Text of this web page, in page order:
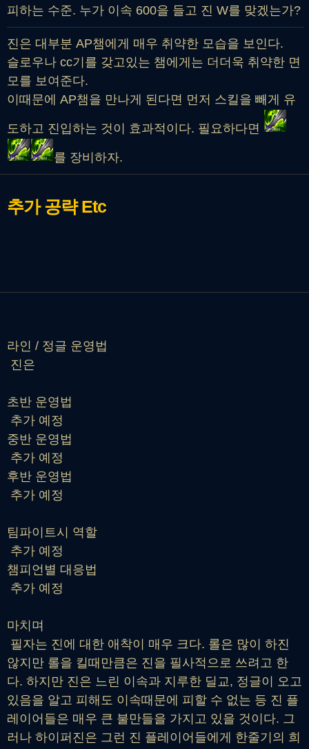
피하는 수준. 누가 이속 600을 들고 진 W를 맞겠는가?
진은 대부분 AP챔에게 매우 취약한 모습을 보인다.
슬로우나 cc기를 갖고있는 챔에게는 더더욱 취약한 면
모를 보여준다.
이때문에 AP챔을 만나게 된다면 먼저 스킬을 빼게 유
도하고 진입하는 것이 효과적이다. 필요하다면
를 장비하자.
추가 공략Etc
라인 / 정글 운영법
진은
초반 운영법
추가 예정
중반 운영법
추가 예정
후반 운영법
추가 예정
팀파이트시 역할
추가 예정
챔피언별 대응법
추가 예정
마치며
필자는 진에 대한 애착이 매우 크다. 롤은 많이 하진
않지만 롤을 킬때만큼은 진을 필사적으로 쓰려고 한
다. 하지만 진은 느린 이속과 지루한 딜교, 정글이 오고
있음을 알고 피해도 이속때문에 피할 수 없는 등 진 플
레이어들은 매우 큰 불만들을 가지고 있을 것이다. 그
러나 하이퍼진은 그런 진 플레이어들에게 한줄기의 희